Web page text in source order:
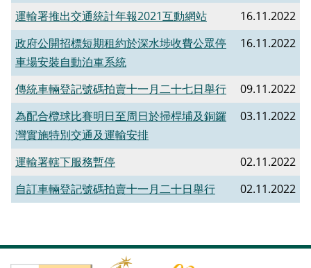
運輸署推出交通統計年報2021互動網站
16.11.2022
政府公開招標短期租約於深水埗收費公眾停
車場安裝自動泊車系統
16.11.2022
傳統車輛登記號碼拍賣十一月二十七日舉行
09.11.2022
為配合欖球比賽明日至周日於掃桿埔及銅鑼
灣實施特別交通及運輸安排
03.11.2022
運輸署轄下服務暫停
02.11.2022
自訂車輛登記號碼拍賣十一月二十日舉行
02.11.2022